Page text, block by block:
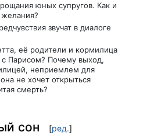
юных супругов. Как и
звучат в диалоге
её родители и кормилица
с Парисом? Почему выход,
неприемлем для
не хочет открыться
смерть?
сон [ред.]